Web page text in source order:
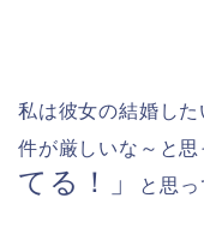
私は彼女の結婚し
件が厳しいな～と
てる！」
と思っ